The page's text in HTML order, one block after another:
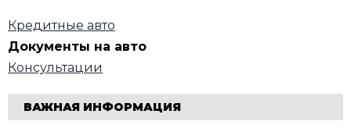
Кредитные авто
Документы на авто
Консультации
ВАЖНАЯ ИНФОРМАЦИЯ